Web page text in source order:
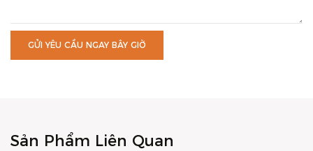
GỬI YÊU CẦU NGAY BÂY GIỜ
Sản Phẩm Liên Quan